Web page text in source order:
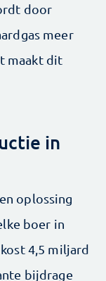
door
meer
maakt dit
in
oplossing
boer in
4,5 miljard
bijdrage